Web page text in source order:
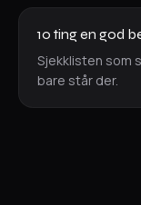
10 ting en god
Sjekklisten som
bare står der.